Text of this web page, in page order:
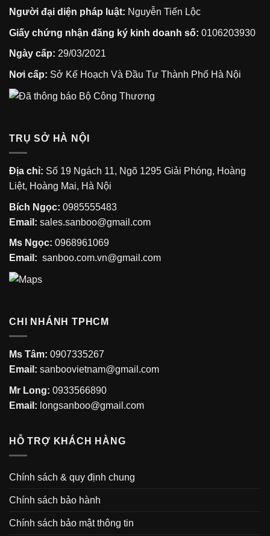
Người đại diện pháp luật: Nguyễn Tiến Lộc
Giấy chứng nhận đăng ký kinh doanh số: 0106203930
Ngày cấp: 29/03/2021
Nơi cấp: Sở Kế Hoạch Và Đầu Tư Thành Phố Hà Nội
TRỤ SỞ HÀ NỘI
Địa chỉ: Số 19 Ngách 11, Ngõ 1295 Giải Phóng, Hoàng
Liệt, Hoàng Mai, Hà Nội
Bích Ngọc: 0985555483
Email: sales.sanboo@gmail.com
Ms Ngọc: 0968961069
Email: sanboo.com.vn@gmail.com
CHI NHÁNH TPHCM
Ms Tâm: 0907335267
Email: sanboovietnam@gmail.com
Mr Long: 0933566890
Email: longsanboo@gmail.com
HỖ TRỢ KHÁCH HÀNG
Chính sách & quy định chung
Chính sách bảo hành
Chính sách bảo mật thông tin